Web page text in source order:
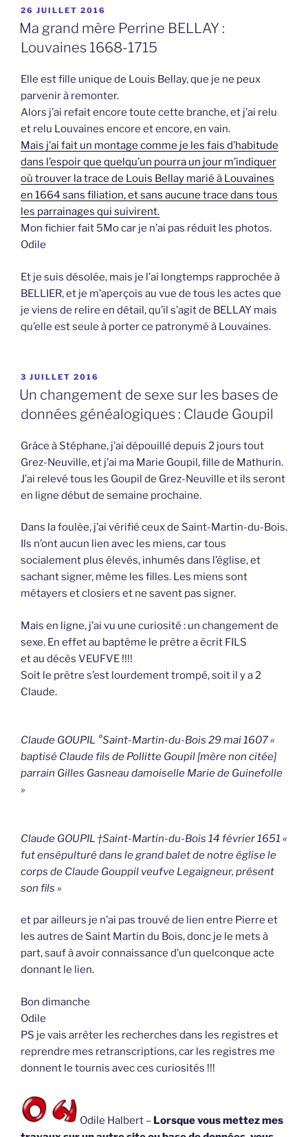
PUBLIÉ
LE
26 JUILLET 2016
Ma grand mère Perrine BELLAY :
Louvaines 1668-1715
Elle est fille unique de Louis Bellay, que je ne peux
parvenir à remonter.
Alors j’ai refait encore toute cette branche, et j’ai relu
et relu Louvaines encore et encore, en vain.
Mais j’ai fait un montage comme je les fais d’habitude
dans l’espoir que quelqu’un pourra un jour m’indiquer
où trouver la trace de Louis Bellay marié à Louvaines
en 1664 sans filiation, et sans aucune trace dans tous
les parrainages qui suivirent.
Mon fichier fait 5Mo car je n’ai pas réduit les photos.
Odile
Et je suis désolée, mais je l’ai longtemps rapprochée à
BELLIER, et je m’aperçois au vue de tous les actes que
je viens de relire en détail, qu’il s’agit de BELLAY mais
qu’elle est seule à porter ce patronymé à Louvaines.
PUBLIÉ
LE
3 JUILLET 2016
Un changement de sexe sur les bases de
données généalogiques : Claude Goupil
Grâce à Stéphane, j’ai dépouillé depuis 2 jours tout
Grez-Neuville, et j’ai ma Marie Goupil, fille de Mathurin.
J’ai relevé tous les Goupil de Grez-Neuville et ils seront
en ligne début de semaine prochaine.
Dans la foulée, j’ai vérifié ceux de Saint-Martin-du-Bois.
Ils n’ont aucun lien avec les miens, car tous
socialement plus élevés, inhumés dans l’église, et
sachant signer, même les filles. Les miens sont
métayers et closiers et ne savent pas signer.
Mais en ligne, j’ai vu une curiosité : un changement de
sexe. En effet au baptême le prêtre a écrit FILS
et au décès VEUFVE !!!!
Soit le prêtre s’est lourdement trompé, soit il y a 2
Claude.
Claude GOUPIL °Saint-Martin-du-Bois 29 mai 1607 «
baptisé Claude fils de Pollitte Goupil [mère non citée]
parrain Gilles Gasneau damoiselle Marie de Guinefolle
»
Claude GOUPIL †Saint-Martin-du-Bois 14 février 1651 «
fut ensépulturé dans le grand balet de notre église le
corps de Claude Gouppil veufve Legaigneur, présent
son fils »
et par ailleurs je n’ai pas trouvé de lien entre Pierre et
les autres de Saint Martin du Bois, donc je le mets à
part, sauf à avoir connaissance d’un quelconque acte
donnant le lien.
Bon dimanche
Odile
PS je vais arrêter les recherches dans les registres et
reprendre mes retranscriptions, car les registres me
donnent le tournis avec ces curiosités !!!
Odile Halbert – Lorsque vous mettez mes